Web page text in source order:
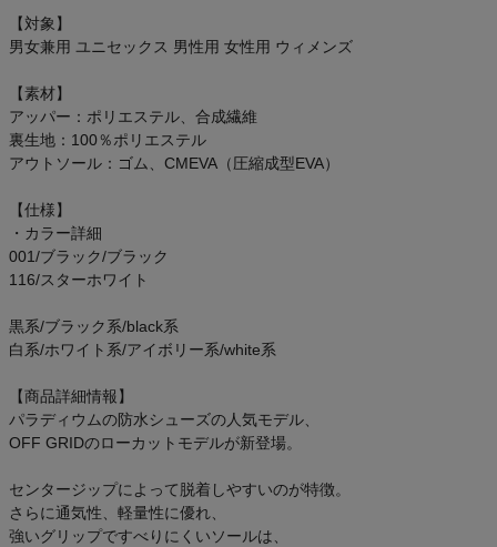
クーポン一覧
商品レビュー
プロテイン・サプリメントまとめ買い
アウトレットセール
スタッフコーディネート
スタッフブログ
【対象】
男女兼用 ユニセックス 男性用 女性用 ウィメンズ
【素材】
アッパー：ポリエステル、合成繊維
裏生地：100％ポリエステル
アウトソール：ゴム、CMEVA（圧縮成型EVA）
【仕様】
・カラー詳細
001/ブラック/ブラック
116/スターホワイト
黒系/ブラック系/black系
白系/ホワイト系/アイボリー系/white系
【商品詳細情報】
パラディウムの防水シューズの人気モデル、
OFF GRIDのローカットモデルが新登場。
センタージップによって脱着しやすいのが特徴。
さらに通気性、軽量性に優れ、
強いグリップですべりにくいソールは、